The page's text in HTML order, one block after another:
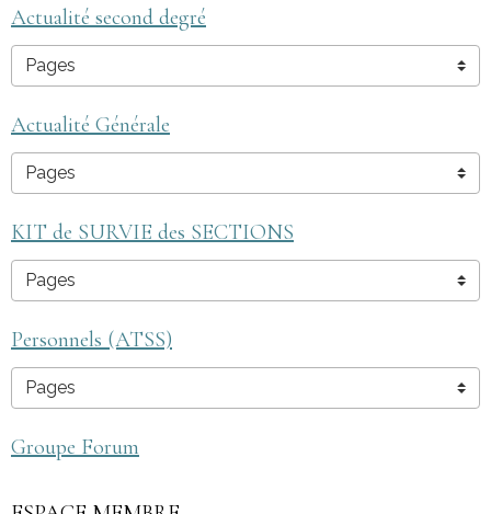
Actualité second degré
Actualité Générale
KIT de SURVIE des SECTIONS
Personnels (ATSS)
Groupe Forum